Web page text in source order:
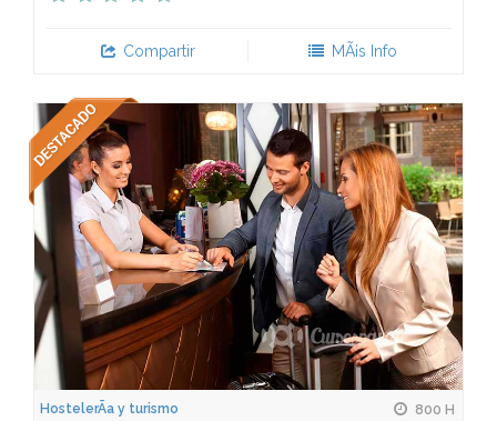
Compartir MÃ¡s Info
HostelerÃ­a y turismo 800 H